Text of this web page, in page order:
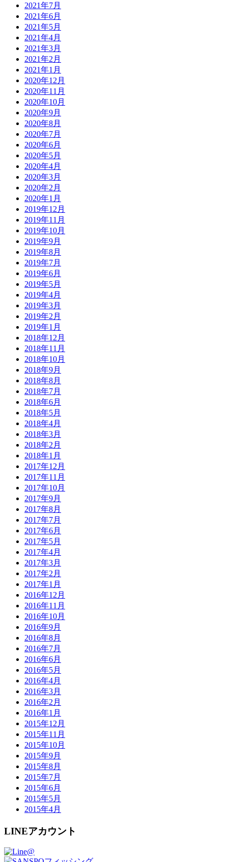
2021年7月
2021年6月
2021年5月
2021年4月
2021年3月
2021年2月
2021年1月
2020年12月
2020年11月
2020年10月
2020年9月
2020年8月
2020年7月
2020年6月
2020年5月
2020年4月
2020年3月
2020年2月
2020年1月
2019年12月
2019年11月
2019年10月
2019年9月
2019年8月
2019年7月
2019年6月
2019年5月
2019年4月
2019年3月
2019年2月
2019年1月
2018年12月
2018年11月
2018年10月
2018年9月
2018年8月
2018年7月
2018年6月
2018年5月
2018年4月
2018年3月
2018年2月
2018年1月
2017年12月
2017年11月
2017年10月
2017年9月
2017年8月
2017年7月
2017年6月
2017年5月
2017年4月
2017年3月
2017年2月
2017年1月
2016年12月
2016年11月
2016年10月
2016年9月
2016年8月
2016年7月
2016年6月
2016年5月
2016年4月
2016年3月
2016年2月
2016年1月
2015年12月
2015年11月
2015年10月
2015年9月
2015年8月
2015年7月
2015年6月
2015年5月
2015年4月
LINEアカウント